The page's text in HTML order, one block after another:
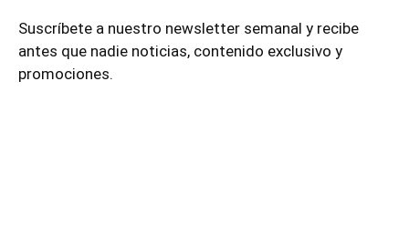
Suscríbete a nuestro newsletter semanal y recibe
antes que nadie noticias, contenido exclusivo y
promociones.